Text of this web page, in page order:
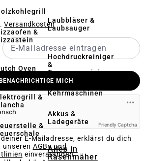
&
Oven
&
&
Laubbläser &
Laubsauger
Hochdruckreiniger
&
Terrassenreinigung
Kehrmaschinen
Akkus &
Ladegeräte
Alles in
Rasenmäher
Versandkosten
BENACHRICHTIGE MICH
Friendly Captcha
E-Mailadresse, erklärst du dich
AGBs und
einverstanden